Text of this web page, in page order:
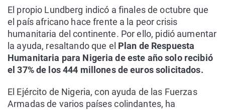
El propio Lundberg indicó a finales de octubre que
el país africano hace frente a la peor crisis
humanitaria del continente. Por ello, pidió aumentar
la ayuda, resaltando que el Plan de Respuesta
Humanitaria para Nigeria de este año solo recibió
el 37% de los 444 millones de euros solicitados.
El Ejército de Nigeria, con ayuda de las Fuerzas
Armadas de varios países colindantes, ha